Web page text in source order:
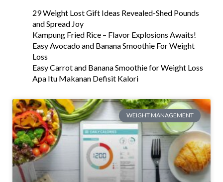
29 Weight Lost Gift Ideas Revealed-Shed Pounds
and Spread Joy
Kampung Fried Rice – Flavor Explosions Awaits!
Easy Avocado and Banana Smoothie For Weight
Loss
Easy Carrot and Banana Smoothie for Weight Loss
Apa Itu Makanan Defisit Kalori
WEIGHT MANAGEMENT